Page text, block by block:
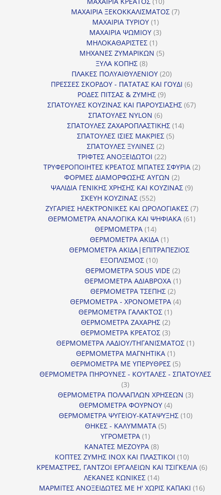
προϊόντα
ΜΑΧΑΙΡΙΑ ΞΕΚΟΚΚΑΛΙΣΜΑΤΟΣ 77
ΜΑΧΑΙΡΙΑ ΤΥΡΙΟΥ 11
προϊόν
ΜΑΧΑΙΡΙΑ ΨΩΜΙΟΥ 33
ΜΗΛΟΚΑΘΑΡΙΣΤΕΣ 11
προϊόν
ΜΗΧΑΝΕΣ ΖΥΜΑΡΙΚΩΝ 55
ΞΥΛΑ ΚΟΠΗΣ 88
προϊόντα
ΠΛΑΚΕΣ ΠΟΛΥΑΙΘΥΛΕΝΙΟΥ 2020
προϊόντα
ΠΡΕΣΣΕΣ ΣΚΟΡΔΟΥ - ΠΑΤΑΤΑΣ ΚΑΙ ΓΟΥΔΙ 66
ΡΟΔΕΣ ΠΙΤΣΑΣ & ΖΥΜΗΣ 99
προϊόντα
ΣΠΑΤΟΥΛΕΣ ΚΟΥΖΙΝΑΣ ΚΑΙ ΠΑΡΟΥΣΙΑΣΗΣ 6767
ΣΠΑΤΟΥΛΕΣ NYLON 66
προϊόντα
ΣΠΑΤΟΥΛΕΣ ΖΑΧΑΡΟΠΛΑΣΤΙΚΗΣ 1414
ΣΠΑΤΟΥΛΕΣ ΙΣΙΕΣ ΜΑΚΡΙΕΣ 55
ΣΠΑΤΟΥΛΕΣ ΞΥΛΙΝΕΣ 22
προϊόντα
ΤΡΙΦΤΕΣ ΑΝΟΞΕΙΔΩΤΟΙ 2222
προϊόντα
ΤΡΥΦΕΡΟΠΟΙΗΤΕΣ ΚΡΕΑΤΟΣ ΜΠΑΤΕΣ ΣΦΥΡΙΑ 22
ΦΟΡΜΕΣ ΔΙΑΜΟΡΦΩΣΗΣ ΑΥΓΩΝ 22
προϊόντα
ΨΑΛΙΔΙΑ ΓΕΝΙΚΗΣ ΧΡΗΣΗΣ ΚΑΙ ΚΟΥΖΙΝΑΣ 99
ΣΚΕΥΗ ΚΟΥΖΙΝΑΣ 552552
προϊόντα
ΖΥΓΑΡΙΕΣ ΗΛΕΚΤΡΟΝΙΚΕΣ ΚΑΙ ΩΡΟΛΟΓΙΑΚΕΣ 77
ΘΕΡΜΟΜΕΤΡΑ ΑΝΑΛΟΓΙΚΑ ΚΑΙ ΨΗΦΙΑΚΑ 6161
ΘΕΡΜΟΜΕΤΡΑ 1414
προϊόντα
ΘΕΡΜΟΜΕΤΡΑ ΑΚΙΔΑ 11
προϊόν
ΘΕΡΜΟΜΕΤΡΑ ΑΚΙΔΑ|ΕΠΙΤΡΑΠΕΖΙΟΣ
ΕΞΟΠΛΙΣΜΟΣ 1010
προϊόντα
ΘΕΡΜΟΜΕΤΡΑ SOUS VIDE 22
προϊόντα
ΘΕΡΜΟΜΕΤΡΑ ΑΔΙΑΒΡΟΧΑ 11
ΘΕΡΜΟΜΕΤΡΑ ΤΣΕΠΗΣ 22
προϊόντα
ΘΕΡΜΟΜΕΤΡΑ - ΧΡΟΝΟΜΕΤΡΑ 44
ΘΕΡΜΟΜΕΤΡΑ ΓΑΛΑΚΤΟΣ 11
προϊόν
ΘΕΡΜΟΜΕΤΡΑ ΖΑΧΑΡΗΣ 22
προϊόντα
ΘΕΡΜΟΜΕΤΡΑ ΚΡΕΑΤΟΣ 33
προϊόντα
ΘΕΡΜΟΜΕΤΡΑ ΛΑΔΙΟΥ/ΤΗΓΑΝΙΣΜΑΤΟΣ 11
ΘΕΡΜΟΜΕΤΡΑ ΜΑΓΝΗΤΙΚΑ 11
προϊόν
ΘΕΡΜΟΜΕΤΡΑ ΜΕ ΥΠΕΡΥΘΡΕΣ 55
προϊόντα
ΘΕΡΜΟΜΕΤΡΑ ΠΗΡΟΥΝΕΣ - ΚΟΥΤΑΛΕΣ - ΣΠΑΤΟΥΛΕΣ
33
προϊόντα
ΘΕΡΜΟΜΕΤΡΑ ΠΟΛΛΑΠΛΩΝ ΧΡΗΣΕΩΝ 33
ΘΕΡΜΟΜΕΤΡΑ ΦΟΥΡΝΟΥ 44
προϊόντα
ΘΕΡΜΟΜΕΤΡΑ ΨΥΓΕΙΟΥ-ΚΑΤΑΨΥΞΗΣ 1010
ΘΗΚΕΣ - ΚΑΛΥΜΜΑΤΑ 55
ΥΓΡΟΜΕΤΡΑ 11
προϊόν
ΚΑΝΑΤΕΣ ΜΕΖΟΥΡΑ 88
προϊόντα
ΚΟΠΤΕΣ ΖΥΜΗΣ INOX ΚΑΙ ΠΛΑΣΤΙΚΟΙ 1010
προϊόντα
ΚΡΕΜΑΣΤΡΕΣ, ΓΑΝΤΖΟΙ ΕΡΓΑΛΕΙΩΝ ΚΑΙ ΤΣΙΓΚΕΛΙΑ 66
ΛΕΚΑΝΕΣ ΚΩΝΙΚΕΣ 1414
προϊόντα
ΜΑΡΜΙΤΕΣ ΑΝΟΞΕΙΔΩΤΕΣ ΜΕ Η' ΧΩΡΙΣ ΚΑΠΑΚΙ 1616